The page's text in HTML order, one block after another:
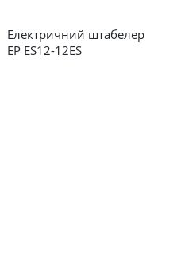
Електричний штабелер
EP ES12-12ES